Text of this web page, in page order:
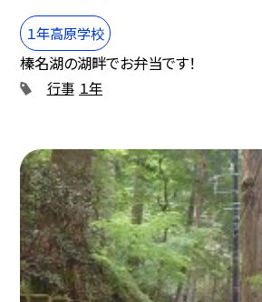
１年高原学校
榛名湖の湖畔でお弁当です！
行事 １年